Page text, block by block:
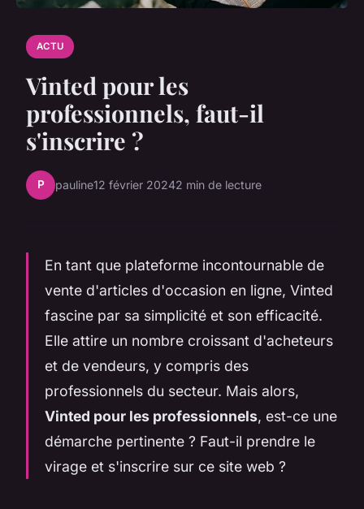
ACTU
Vinted pour les
professionnels, faut-il
s'inscrire ?
P pauline12 février 20242 min de lecture
En tant que plateforme incontournable de
vente d'articles d'occasion en ligne, Vinted
fascine par sa simplicité et son efficacité.
Elle attire un nombre croissant d'acheteurs
et de vendeurs, y compris des
professionnels du secteur. Mais alors,
Vinted pour les professionnels, est-ce une
démarche pertinente ? Faut-il prendre le
virage et s'inscrire sur ce site web ?